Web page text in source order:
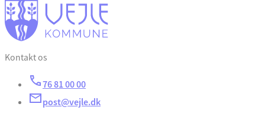
Kontakt os
76 81 00 00
post@vejle.dk